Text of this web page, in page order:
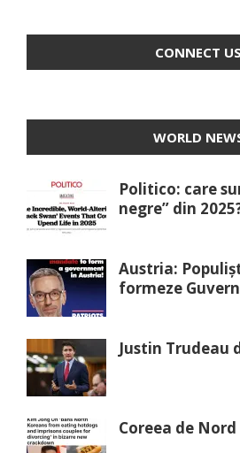
CONNECT US
WORLD
Politico: care
negre” din
Austria:
formeze
Justin Trudeau
Coreea de